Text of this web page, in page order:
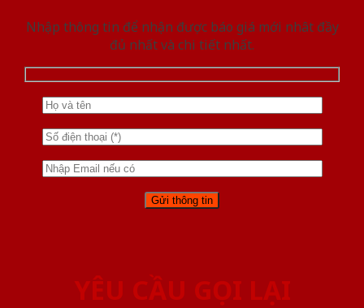
Nhập thông tin để nhận được báo giá mới nhât đầy
đủ nhất và chi tiết nhất.
YÊU CẦU GỌI LẠI